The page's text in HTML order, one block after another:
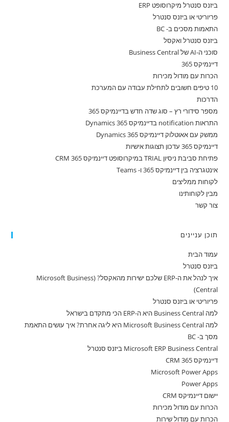
ביזנס סנטרל מיקרוסופט ERP
פריוריטי או ביזנס סנטרל
התאמות מסכים ב- BC
ביזנס סנטרל ואקסל
סוכני ה-AI של Business Central
דיינמיקס 365
הכרות עם מודול מכירות
10 טיפים חשובים לתחילת עבודה עם המערכת
הדרכות
מספר סידורי רץ – סוג שדה חדש בדיינמיקס 365
התראות notification בדיינמיקס 365 Dynamics
ממשק עם אאוטלוק דיינמיקס 365 Dynamics
דיינמיקס 365 עדכון תצוגות אישיות
פתיחת סביבת ניסיון TRIAL במיקרוסופט דיינמיקס 365 CRM
אינטגרציה בין דיינמיקס 365 ו- Teams
לקוחות ממליצים
מבין לקוחותינו
צור קשר
תוכן עניינים
עמוד הבית
ביזנס סנטרל
איך לנהל את ה-ERP שלכם ישירות מהאקסל? (Microsoft Business
Central)
פריוריטי או ביזנס סנטרל
למה Business Central היא ה-ERP הכי מתקדם בישראל
למה Microsoft Business Central היא ליגה אחרת? איך עושים התאמת
מסך ב- BC
Microsoft ERP Business Central ביזנס סנטרל
דיינמיקס 365 CRM
Microsoft Power Apps
Power Apps
יישום דיינמיקס CRM
הכרות עם מודול מכירות
הכרות עם מודול שירות